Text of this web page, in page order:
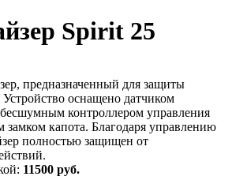
Spirit 25
предназначенный для защиты
оснащено датчиком
контроллером управления
замком капота. Благодаря управлению
полностью защищен от
11500 руб.